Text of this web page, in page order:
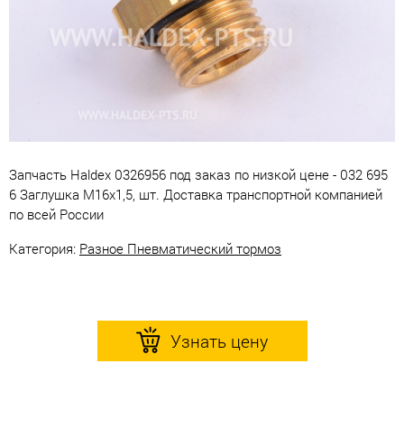
Запчасть Haldex 0326956 под заказ по низкой цене - 032 695
6 Заглушка М16х1,5, шт. Доставка транспортной компанией
по всей России
Категория: Разное Пневматический тормоз
Узнать цену